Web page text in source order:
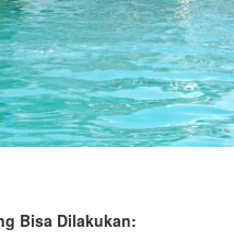
Bisa Dilakukan: